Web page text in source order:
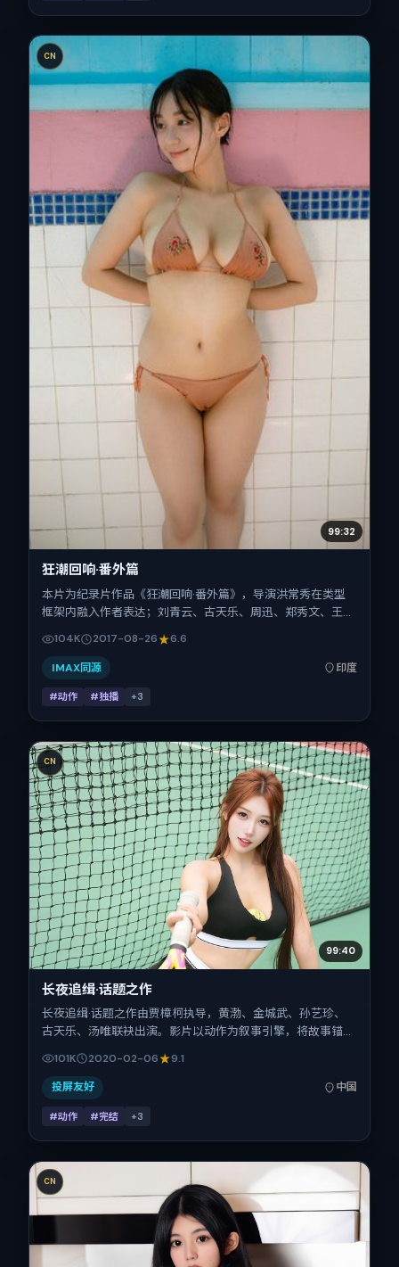
CN
99:32
狂潮回响·番外篇
本片为纪录片作品《狂潮回响·番外篇》，导演洪常秀在类型
框架内融入作者表达；刘青云、古天乐、周迅、郑秀文、王景
地与出品背景为印度。上映时间 2017年8月26日（公映登记
日 2017-08-26），全片113分钟，节奏张弛有度。
104K 2017-08-26 6.6
IMAX同源 印度
#动作 #独播 +3
CN
99:40
长夜追缉·话题之作
长夜追缉·话题之作由贾樟柯执导，黄渤、金城武、孙艺珍、
古天乐、汤唯联袂出演。影片以动作为叙事引擎，将故事锚定
2020年2月6日于中国大陆首映（春节档前后），片长103分
钟，适合喜欢强情节与细腻表演的观众。
101K 2020-02-06 9.1
投屏友好 中国
#动作 #完结 +3
CN